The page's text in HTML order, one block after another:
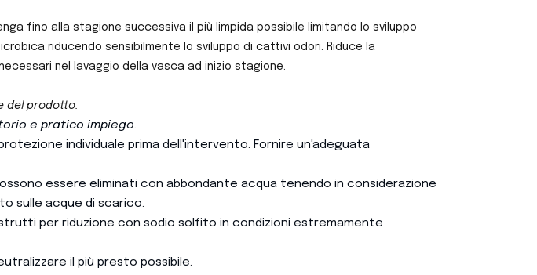
fino alla stagione successiva il più limpida possibile limitando lo sviluppo
riducendo sensibilmente lo sviluppo di cattivi odori. Riduce la
nel lavaggio della vasca ad inizio stagione.
del prodotto.
e pratico impiego.
individuale prima dell'intervento. Fornire un'adeguata
essere eliminati con abbondante acqua tenendo in considerazione
sulle acque di scarico.
per riduzione con sodio solfito in condizioni estremamente
il più presto possibile.